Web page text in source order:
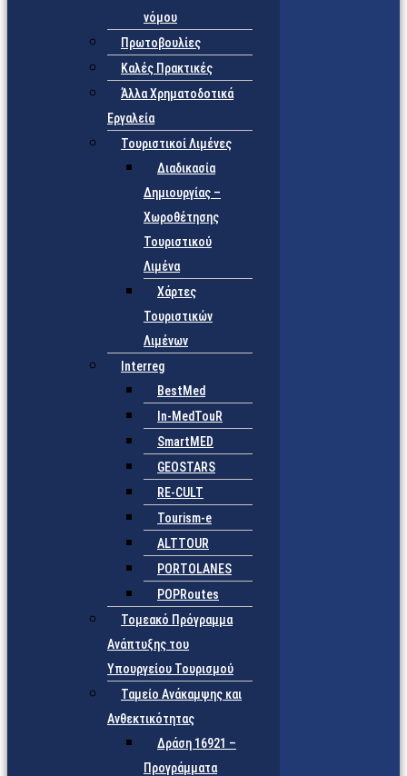
νόμου
Πρωτοβουλίες
Καλές Πρακτικές
Άλλα Χρηματοδοτικά
Εργαλεία
Τουριστικοί Λιμένες
Διαδικασία
Δημιουργίας –
Χωροθέτησης
Τουριστικού
Λιμένα
Χάρτες
Τουριστικών
Λιμένων
Interreg
BestMed
In-MedTouR
SmartMED
GEOSTARS
RE-CULT
Tourism-e
ALTTOUR
PORTOLANES
POPRoutes
Τομεακό Πρόγραμμα
Ανάπτυξης του
Υπουργείου Τουρισμού
Ταμείο Ανάκαμψης και
Ανθεκτικότητας
Δράση 16921 –
Προγράμματα